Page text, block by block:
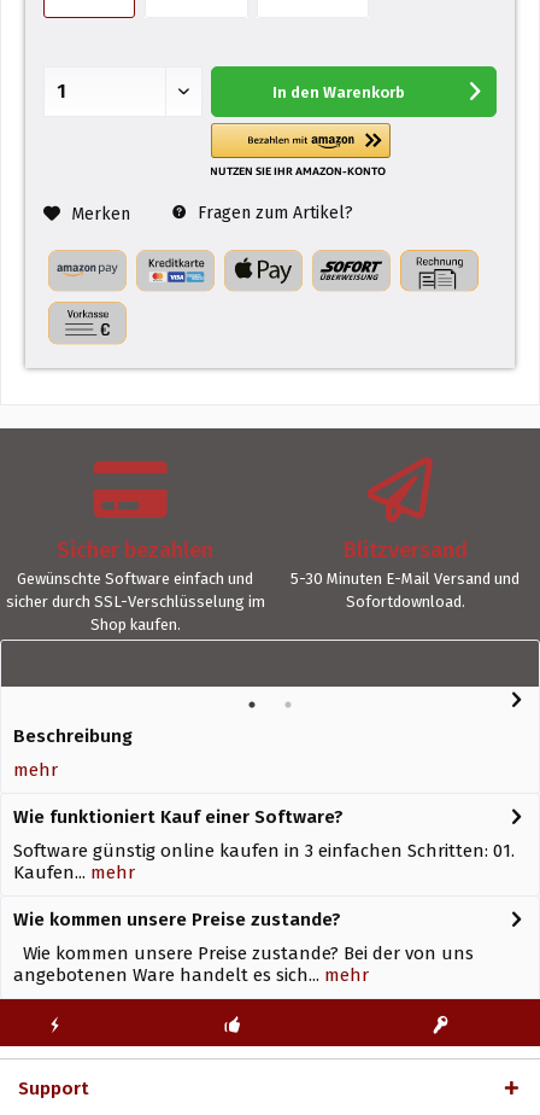
In den Warenkorb
Merken Fragen zum Artikel?
Sicher bezahlen
Gewünschte Software einfach und
sicher durch SSL-Verschlüsselung im
Shop kaufen.
Blitzversand
5-30 Minuten E-Mail Versand und
Sofortdownload.
Beschreibung
mehr
Wie funktioniert Kauf einer Software?
Software günstig online kaufen in 3 einfachen Schritten: 01.
Kaufen... mehr
Wie kommen unsere Preise zustande?
Wie kommen unsere Preise zustande? Bei der von uns
angebotenen Ware handelt es sich... mehr
KOSTENLOSE
ECHTE
LIZENZSCHLÜSSEL
Support